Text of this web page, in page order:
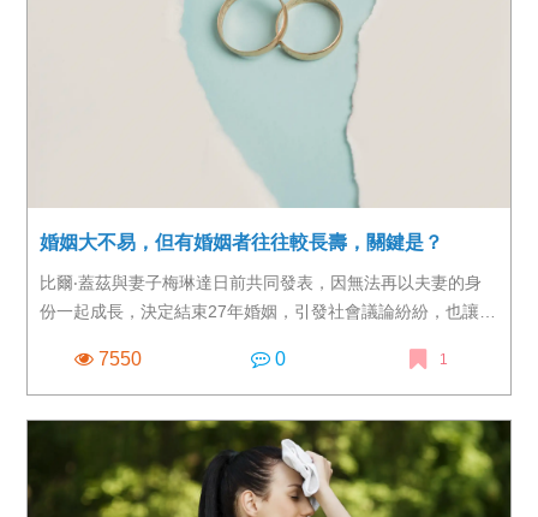
者，而疫苗不良事件通報系統（Vaccine Adverse Event
Reporting System，VAERS） 更已收到49例接種AZ疫苗後死
亡報告。 雖然在此49例中，尚未有任何死亡個案，被判定與
疫苗接種相關，卻已讓許多人對於家中長者是否該施打新冠肺
炎疫苗，陷入天人交戰。
婚姻大不易，但有婚姻者往往較長壽，關鍵是？
比爾‧蓋茲與妻子梅琳達日前共同發表，因無法再以夫妻的身
份一起成長，決定結束27年婚姻，引發社會議論紛紛，也讓許
非一日之寒。在離婚率大增，單身人口日益增多下，許多處於
婚姻關係中的人，或許會覺得婚姻生活大不易，尤其當生活重
擔、子女教養責任，甚或雙方原生家庭等問題交雜在一起時，
也容易讓雙方原本的小歧見放大，覺得再也難以承擔。
7550 0 1